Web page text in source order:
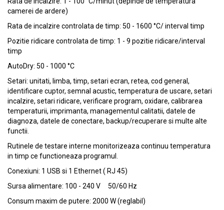
camerei de ardere)
Rata de incalzire controlata de timp: 50 - 1600 °C/ interval timp
Pozitie ridicare controlata de timp: 1 - 9 pozitie ridicare/interval
timp
AutoDry: 50 - 1000 °C
Setari: unitati, limba, timp, setari ecran, retea, cod general,
identificare cuptor, semnal acustic, temperatura de uscare, setari
incalzire, setari ridicare, verificare program, oxidare, calibrarea
temperaturii, imprimanta, managementul calitatii, datele de
diagnoza, datele de conectare, backup/recuperare si multe alte
functii.
Rutinele de testare interne monitorizeaza continuu temperatura
in timp ce functioneaza programul.
Conexiuni: 1 USB si 1 Ethernet ( RJ 45)
Sursa alimentare: 100 - 240 V 50/60 Hz
Consum maxim de putere: 2000 W (reglabil)